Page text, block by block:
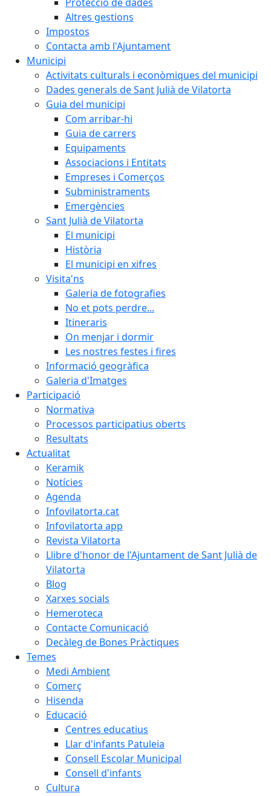
Altres gestions
Impostos
Contacta amb l'Ajuntament
Municipi
Activitats culturals i econòmiques del municipi
Dades generals de Sant Julià de Vilatorta
Guia del municipi
Com arribar-hi
Guia de carrers
Equipaments
Associacions i Entitats
Empreses i Comerços
Subministraments
Emergències
Sant Julià de Vilatorta
El municipi
Història
El municipi en xifres
Visita'ns
Galeria de fotografies
No et pots perdre...
Itineraris
On menjar i dormir
Les nostres festes i fires
Informació geogràfica
Galeria d'Imatges
Participació
Normativa
Processos participatius oberts
Resultats
Actualitat
Keramik
Notícies
Agenda
Infovilatorta.cat
Infovilatorta app
Revista Vilatorta
Llibre d'honor de l'Ajuntament de Sant Julià de
Vilatorta
Blog
Xarxes socials
Hemeroteca
Contacte Comunicació
Decàleg de Bones Pràctiques
Temes
Medi Ambient
Comerç
Hisenda
Educació
Centres educatius
Llar d'infants Patuleia
Consell Escolar Municipal
Consell d'infants
Cultura